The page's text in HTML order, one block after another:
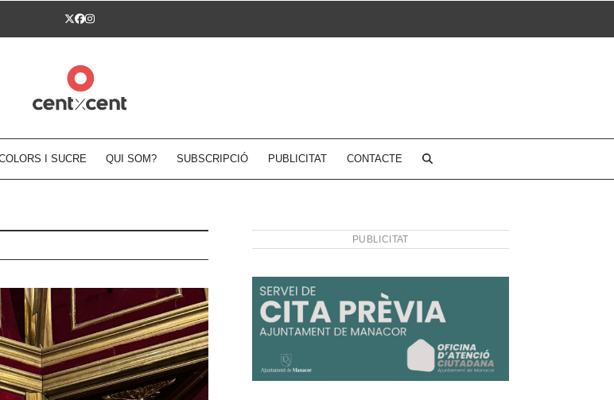
Twitter
Facebook
Instagram
I SUCRE QUI SOM? SUBSCRIPCIÓ PUBLICITAT CONTACTE
PUBLICITAT